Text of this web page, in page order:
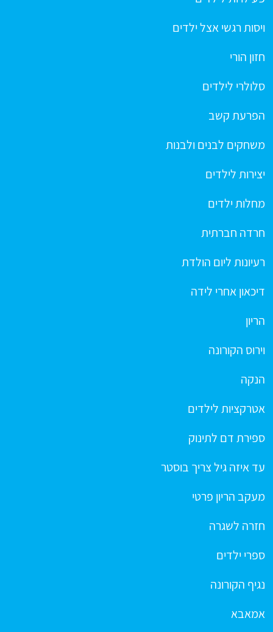
ויסות רגשי אצל ילדים
חזון הורי
סלולרי לילדים
הפרעת קשב
משחקים לבנים ולבנות
יצירות לילדים
מחלות ילדים
חרדה חברתית
רעיונות ליום הולדת
דיכאון אחרי לידה
הריון
וירוס הקורונה
הנקה
אטרקציות לילדים
ספירת דם לתינוק
עד איזה גיל צריך בוסטר
מעקב הריון פרטי
חזרה לשגרה
ספרי ילדים
נגיף הקורונה
אמאבא